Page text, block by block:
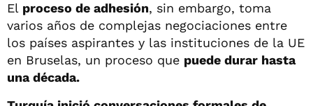
El proceso de adhesión, sin embargo, toma
varios años de complejas negociaciones entre
los países aspirantes y las instituciones de la UE
en Bruselas, un proceso que puede durar hasta
una década.